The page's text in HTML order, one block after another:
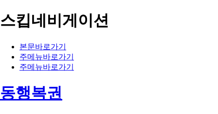
스킵네비게이션
본문바로가기
주메뉴바로가기
주메뉴바로가기
동행복권